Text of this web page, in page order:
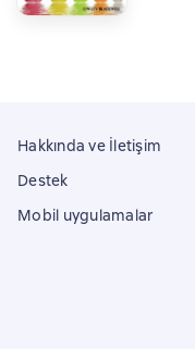
Hakkında ve İletişim
Destek
Mobil uygulamalar